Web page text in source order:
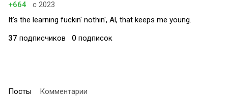
+664
с 2023
It's the learning fuckin' nothin', Al, that keeps me young.
37 подписчиков 0 подписок
Посты Комментарии